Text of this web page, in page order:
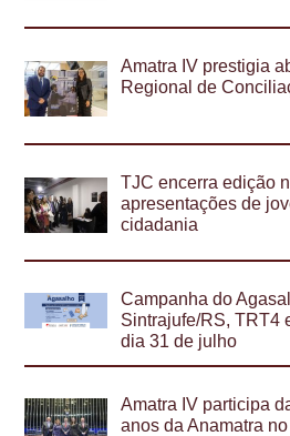
Amatra IV prestigia
Regional de
TJC encerra edição
apresentações de
cidadania
Campanha do
Sintrajufe/RS, TRT4
dia 31 de julho
Amatra IV participa
anos da Anamatra